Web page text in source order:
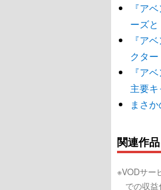
『ア
ーズ
『ア
クタ
『ア
主要
まさ
関連作
※VODサー
での収益